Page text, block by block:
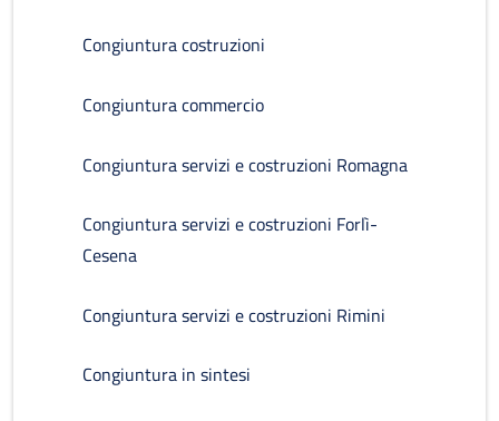
Congiuntura costruzioni
Congiuntura commercio
Congiuntura servizi e costruzioni Romagna
Congiuntura servizi e costruzioni Forlì-
Cesena
Congiuntura servizi e costruzioni Rimini
Congiuntura in sintesi